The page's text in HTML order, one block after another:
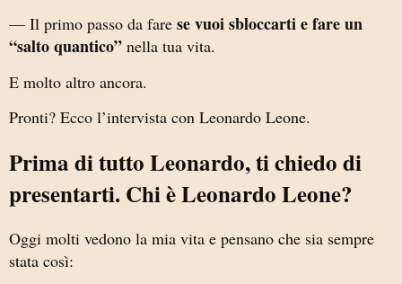
— Il primo passo da fare se vuoi sbloccarti e fare un
“salto quantico” nella tua vita.
E molto altro ancora.
Pronti? Ecco l’intervista con Leonardo Leone.
Prima di tutto Leonardo, ti chiedo di
presentarti. Chi è Leonardo Leone?
Oggi molti vedono la mia vita e pensano che sia sempre
stata così: